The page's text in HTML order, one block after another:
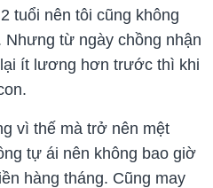
tuổi nên tôi cũng không
Nhưng từ ngày chồng nhận
ít lương hơn trước thì khi
vì thế mà trở nên mệt
tự ái nên không bao giờ
hàng tháng. Cũng may